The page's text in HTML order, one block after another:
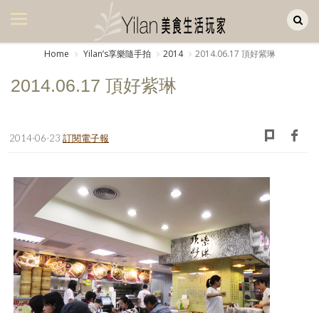
美食集
生活風
書房集
日記簿
餐桌週記
享樂隨手拍
Home Yilanʼs享樂隨手拍 2014 2014.06.17 頂好紫琳
2014.06.17 頂好紫琳
2014-06-23 訂閱電子報